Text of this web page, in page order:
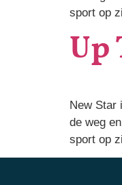
sport op
Up
New Star
de weg
sport op